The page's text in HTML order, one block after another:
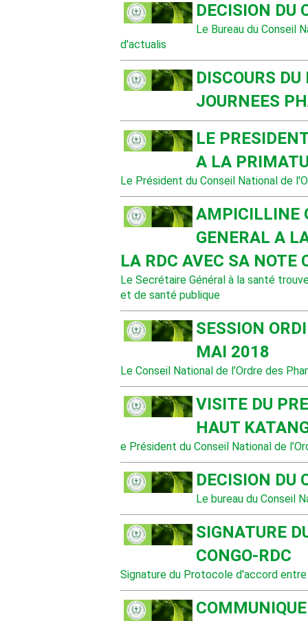
DECISION DU
Le Bureau du Conseil
d'actualis
DISCOURS
JOURNEES
LE
A LA
Le Président du Conseil National de
AMPICILLINE
GENERAL A
LA RDC AVEC SA NOTE
Le Secrétaire Général à la santé
et de santé publique
SESSION
MAI 2018
Le Conseil National de l’Ordre des
VISITE DU
HAUT
e Président du Conseil National de
DECISION DU
Le bureau du Conseil
SIGNATURE
CONGO-RDC
Signature du Protocole d'accord entre